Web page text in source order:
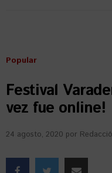
Popular
Festival
vez fue online!
24 agosto, 2020 por